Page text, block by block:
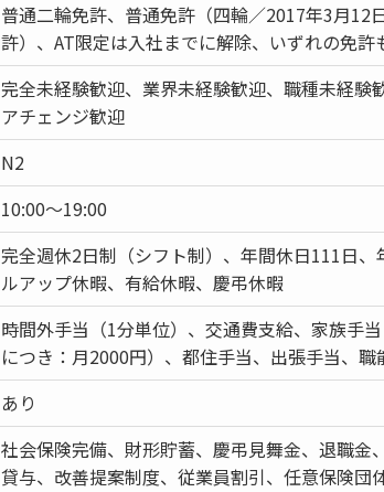
普通二輪免許、普通免許（四輪／2017年3月12
許）、AT限定は入社までに解除、いずれの免許
完全未経験歓迎、業界未経験歓迎、職種未経験
アチェンジ歓迎
N2
10:00～19:00
完全週休2日制（シフト制）、年間休日111日
ルアップ休暇、有給休暇、慶弔休暇
時間外手当（1分単位）、交通費支給、家族手
につき：月2000円）、都住手当、出張手当、職
あり
社会保険完備、財形貯蓄、慶弔見舞金、退職金
貸与、改善提案制度、従業員割引、任意保険団